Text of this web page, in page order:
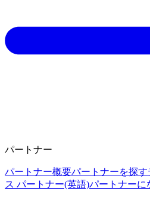
パートナー
パートナー概要パートナーを探す
ス パートナー(英語)パートナーに